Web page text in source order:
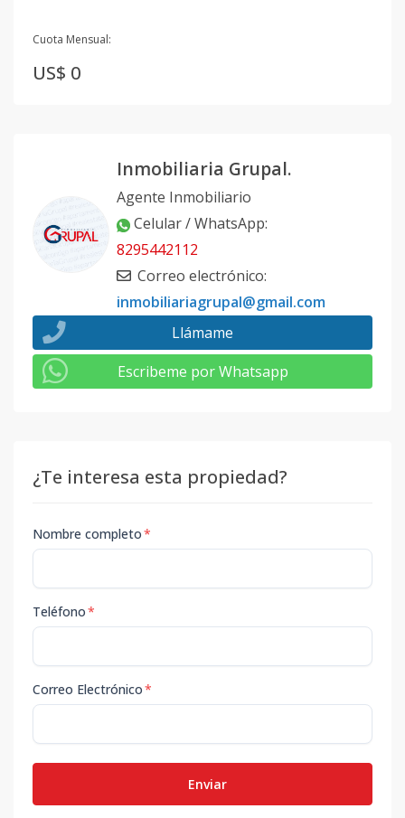
Cuota Mensual:
US$ 0
Inmobiliaria Grupal.
Agente Inmobiliario
Celular / WhatsApp:
8295442112
Correo electrónico:
inmobiliariagrupal@gmail.com
Llámame
Escribeme por Whatsapp
¿Te interesa esta propiedad?
Nombre completo*
Teléfono*
Correo Electrónico*
Enviar